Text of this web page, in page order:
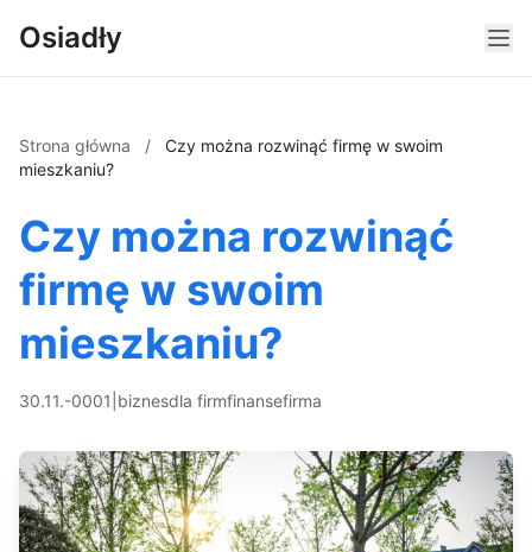
Osiadły
Strona główna /
Czy można rozwinąć firmę w swoim
mieszkaniu?
Czy można rozwinąć
firmę w swoim
mieszkaniu?
30.11.-0001 biznesdla firmfinansefirma